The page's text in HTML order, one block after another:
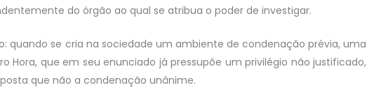
do órgão ao qual se atribua o poder de investigar.
quando se cria na sociedade um ambiente de condenação prévia, uma
Hora, que em seu enunciado já pressupõe um privilégio não justificado,
que não a condenação unânime.